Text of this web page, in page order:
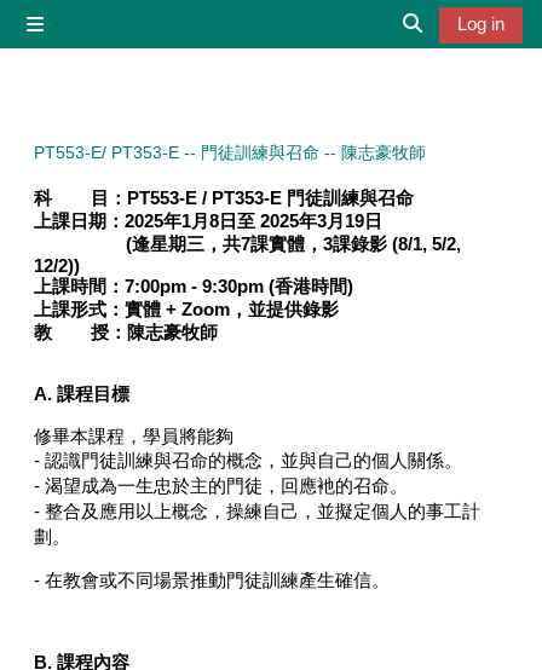
Log in
PT553-E/ PT353-E -- 門徒訓練與召命 -- 陳志豪牧師
科 目：PT553-E / PT353-E 門徒訓練與召命
上課日期：2025年1月8日至 2025年3月19日
(逢星期三，共7課實體，3課錄影 (8/1, 5/2,
12/2))
上課時間：7:00pm - 9:30pm (香港時間)
上課形式： 實體 + Zoom，並提供錄影
教 授： 陳志豪牧師
A. 課程目標
修畢本課程，學員將能夠
- 認識門徒訓練與召命的概念，並與自己的個人關係。
- 渴望成為一生忠於主的門徒，回應衪的召命。
- 整合及應用以上概念，操練自己，並擬定個人的事工計
劃。
- 在教會或不同場景推動門徒訓練產生確信。
B. 課程內容